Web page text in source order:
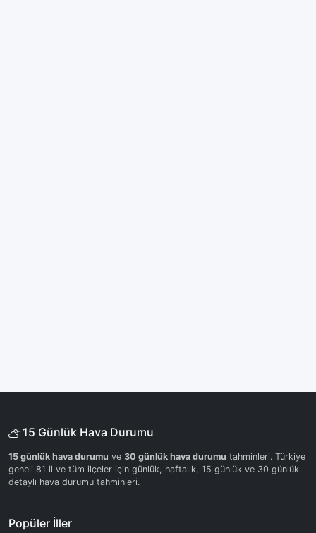
15 Günlük Hava Durumu
15 günlük hava durumu ve 30 günlük hava durumu tahminleri. Türkiye
geneli 81 il ve tüm ilçeler için günlük, haftalık, 15 günlük ve 30 günlük
detaylı hava durumu tahminleri.
Popüler İller